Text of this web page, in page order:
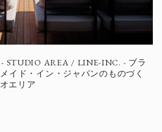
STUDIO AREA / LINE-INC. - ブラ
イド・イン・ジャパンのものづく
エリア